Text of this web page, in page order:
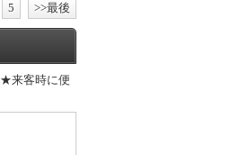
5 >>最後
来客時に便